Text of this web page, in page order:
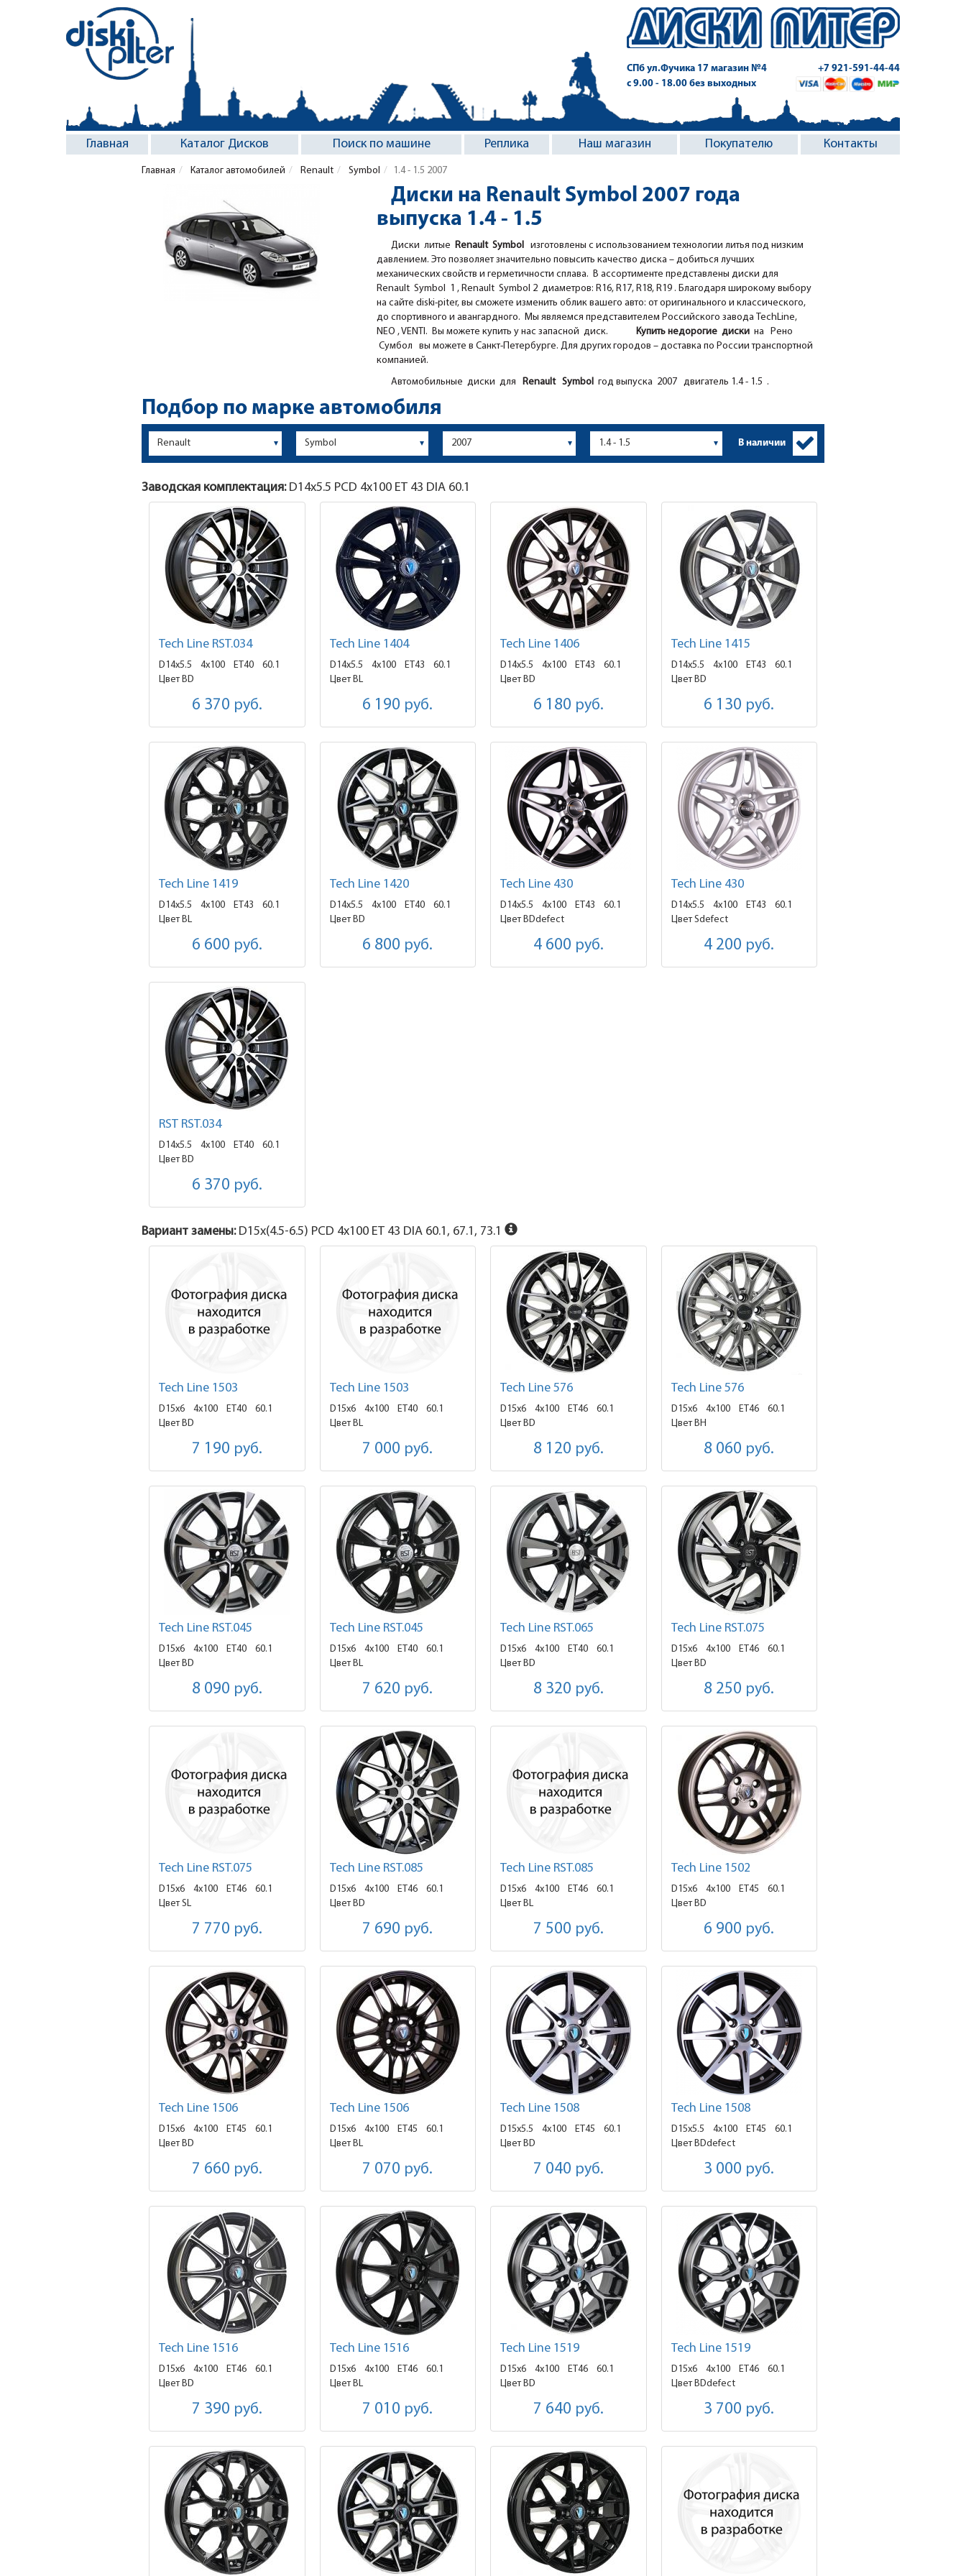
СПб ул.Фучика 17магазин №4
+7 921-591-44-44
с 9.00 - 18.00 без выходных
Главная Каталог Дисков Поиск по машине Реплика Наш магазин Покупателю Контакты
Главная Каталог автомобилей Renault Symbol 1.4 - 1.5 2007
Диски на Renault Symbol 2007 года
выпуска 1.4 - 1.5
Диски литые Renault Symbol изготовлены с использованием технологии литья под низким
давлением. Это позволяет значительно повысить качество диска – добиться лучших
механических свойств и герметичности сплава. В ассортименте представлены диски для
Renault Symbol 1 , Renault Symbol 2 диаметров: R16, R17, R18, R19 . Благодаря широкому выбору
на сайте diski-piter, вы сможете изменить облик вашего авто: от оригинального и классического,
до спортивного и авангардного. Мы являемся представителем Российского завода TechLine,
NEO , VENTI. Вы можете купить у нас запасной диск. Купить недорогие дискина Рено
Сумбол вы можете в Санкт-Петербурге. Для других городов – доставка по России транспортной
компанией.
Автомобильные диски для
Renault Symbolгод выпуска 2007 двигатель 1.4 - 1.5 .
Подбор по марке автомобиля
В наличии
Заводская комплектация: D14x5.5 PCD 4x100 ET 43 DIA 60.1
Tech Line RST.034
D14x5.5 4x100 ET40
60.1
Цвет BD
6 370 руб.
Tech Line 1404
D14x5.5 4x100 ET43
60.1
Цвет BL
6 190 руб.
Tech Line 1406
D14x5.5 4x100 ET43
60.1
Цвет BD
6 180 руб.
Tech Line 1415
D14x5.5 4x100 ET43
60.1
Цвет BD
6 130 руб.
Tech Line 1419
D14x5.5 4x100 ET43
60.1
Цвет BL
6 600 руб.
Tech Line 1420
D14x5.5 4x100 ET40
60.1
Цвет BD
6 800 руб.
Tech Line 430
D14x5.5 4x100 ET43
60.1
Цвет BDdefect
4 600 руб.
Tech Line 430
D14x5.5 4x100 ET43
60.1
Цвет Sdefect
4 200 руб.
RST RST.034
D14x5.5 4x100 ET40
60.1
Цвет BD
6 370 руб.
Вариант замены: D15x(4.5-6.5) PCD 4x100 ET 43 DIA 60.1, 67.1, 73.1
Tech Line 1503
D15x6 4x100 ET40
60.1
Цвет BD
7 190 руб.
Tech Line 1503
D15x6 4x100 ET40
60.1
Цвет BL
7 000 руб.
Tech Line 576
D15x6 4x100 ET46
60.1
Цвет BD
8 120 руб.
Tech Line 576
D15x6 4x100 ET46
60.1
Цвет BH
8 060 руб.
Tech Line RST.045
D15x6 4x100 ET40
60.1
Цвет BD
8 090 руб.
Tech Line RST.045
D15x6 4x100 ET40
60.1
Цвет BL
7 620 руб.
Tech Line RST.065
D15x6 4x100 ET40
60.1
Цвет BD
8 320 руб.
Tech Line RST.075
D15x6 4x100 ET46
60.1
Цвет BD
8 250 руб.
Tech Line RST.075
D15x6 4x100 ET46
60.1
Цвет SL
7 770 руб.
Tech Line RST.085
D15x6 4x100 ET46
60.1
Цвет BD
7 690 руб.
Tech Line RST.085
D15x6 4x100 ET46
60.1
Цвет BL
7 500 руб.
Tech Line 1502
D15x6 4x100 ET45
60.1
Цвет BD
6 900 руб.
Tech Line 1506
D15x6 4x100 ET45
60.1
Цвет BD
7 660 руб.
Tech Line 1506
D15x6 4x100 ET45
60.1
Цвет BL
7 070 руб.
Tech Line 1508
D15x5.5 4x100 ET45
60.1
Цвет BD
7 040 руб.
Tech Line 1508
D15x5.5 4x100 ET45
60.1
Цвет BDdefect
3 000 руб.
Tech Line 1516
D15x6 4x100 ET46
60.1
Цвет BD
7 390 руб.
Tech Line 1516
D15x6 4x100 ET46
60.1
Цвет BL
7 010 руб.
Tech Line 1519
D15x6 4x100 ET46
60.1
Цвет BD
7 640 руб.
Tech Line 1519
D15x6 4x100 ET46
60.1
Цвет BDdefect
3 700 руб.